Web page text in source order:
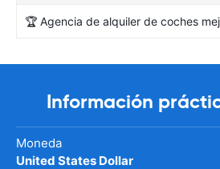
🏆 Agencia de alquiler de coches
Información
Moneda
United States Dollar